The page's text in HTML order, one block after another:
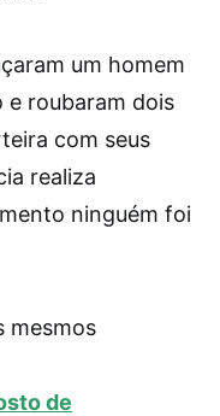
um homem
e roubaram dois
com seus
realiza
ninguém foi
mesmos
de